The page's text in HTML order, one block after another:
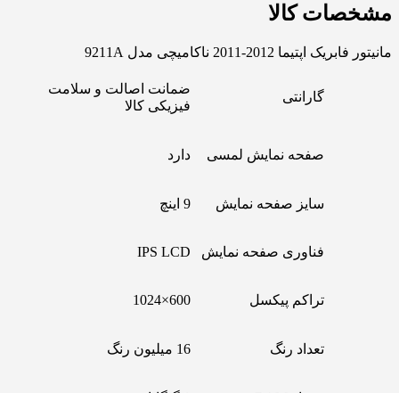
مشخصات کالا
مانیتور فابریک اپتیما 2012-2011 ناکامیچی مدل 9211A
گارانتی
ضمانت اصالت و سلامت
فیزیکی کالا
صفحه نمایش لمسی دارد
سایز صفحه نمایش 9 اینچ
فناوری صفحه نمایش IPS LCD
تراکم پیکسل 600×1024
تعداد رنگ 16 میلیون رنگ